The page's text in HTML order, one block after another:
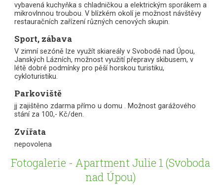
vybavená kuchyňka s chladničkou a elektrickým sporákem a
mikrovlnnou troubou. V blízkém okolí je možnost návštěvy
restauračních zařízení různých cenových skupin.
Sport, zábava
V zimní sezóně lze využít skiareály v Svobodě nad Úpou,
Janských Lázních, možnost využití přepravy skibusem, v
létě dobré podmínky pro pěší horskou turistiku,
cykloturistiku.
Parkoviště
jj zajištěno zdarma přímo u domu . Možnost garážového
stání za 100,- Kč/den.
Zvířata
nepovolena
Fotogalerie - Apartment Julie 1 (Svoboda
nad Úpou)